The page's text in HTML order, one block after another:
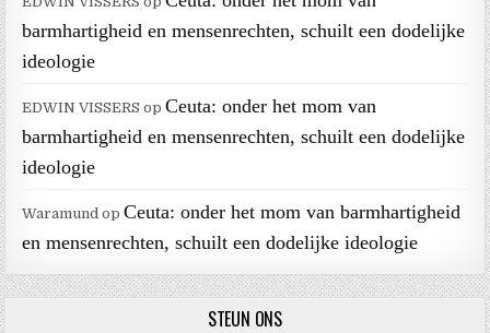
barmhartigheid en mensenrechten, schuilt een dodelijke
ideologie
EDWIN VISSERS opCeuta: onder het mom van
barmhartigheid en mensenrechten, schuilt een dodelijke
ideologie
Waramund opCeuta: onder het mom van barmhartigheid
en mensenrechten, schuilt een dodelijke ideologie
STEUN ONS